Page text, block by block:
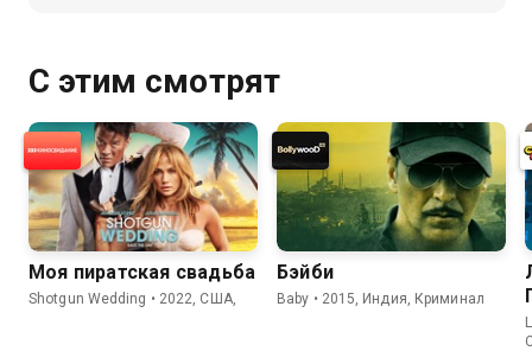
С этим смотрят
Моя пиратская свадьба
Shotgun Wedding • 2022, США,
Бэйби
Baby • 2015, Индия, Криминал